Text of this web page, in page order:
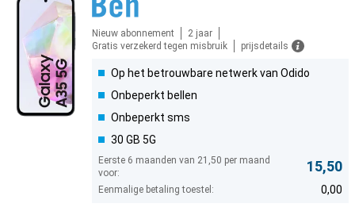
Nieuw abonnement
2 jaar
Gratis verzekerd tegen misbruik
prijsdetails
Op het betrouwbare netwerk van Odido
Onbeperkt bellen
Onbeperkt sms
30 GB 5G
Eerste 6 maanden van 21,50 per maand
voor:
15,50
Eenmalige betaling toestel: 0,00